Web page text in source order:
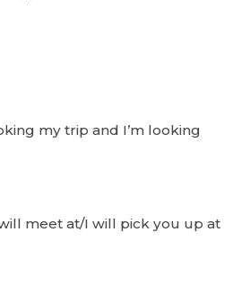
my trip and I’m looking
meet at/I will pick you up at